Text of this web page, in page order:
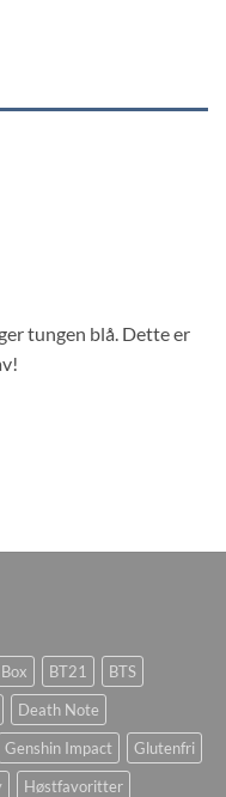
tungen blå. Dette er
BT21
BTS
Death Note
Genshin Impact
Glutenfri
Høstfavoritter